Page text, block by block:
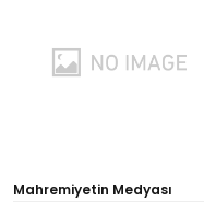
Mahremiyetin Medyası